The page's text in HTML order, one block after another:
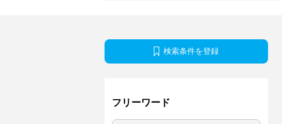
検索条件を登録
フリーワード